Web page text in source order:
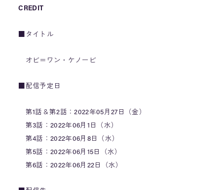
CREDIT
■タイトル
オビ＝ワン・ケノービ
■配信予定日
第1話＆第2話：2022年05月27日（金）
第3話：2022年06月1日（水）
第4話：2022年06月8日（水）
第5話：2022年06月15日（水）
第6話：2022年06月22日（水）